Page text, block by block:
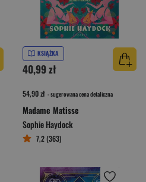
KSIĄŻKA
40,99 zł
54,90 zł - sugerowana cena detaliczna
Madame Matisse
Sophie Haydock
7,2 (363)